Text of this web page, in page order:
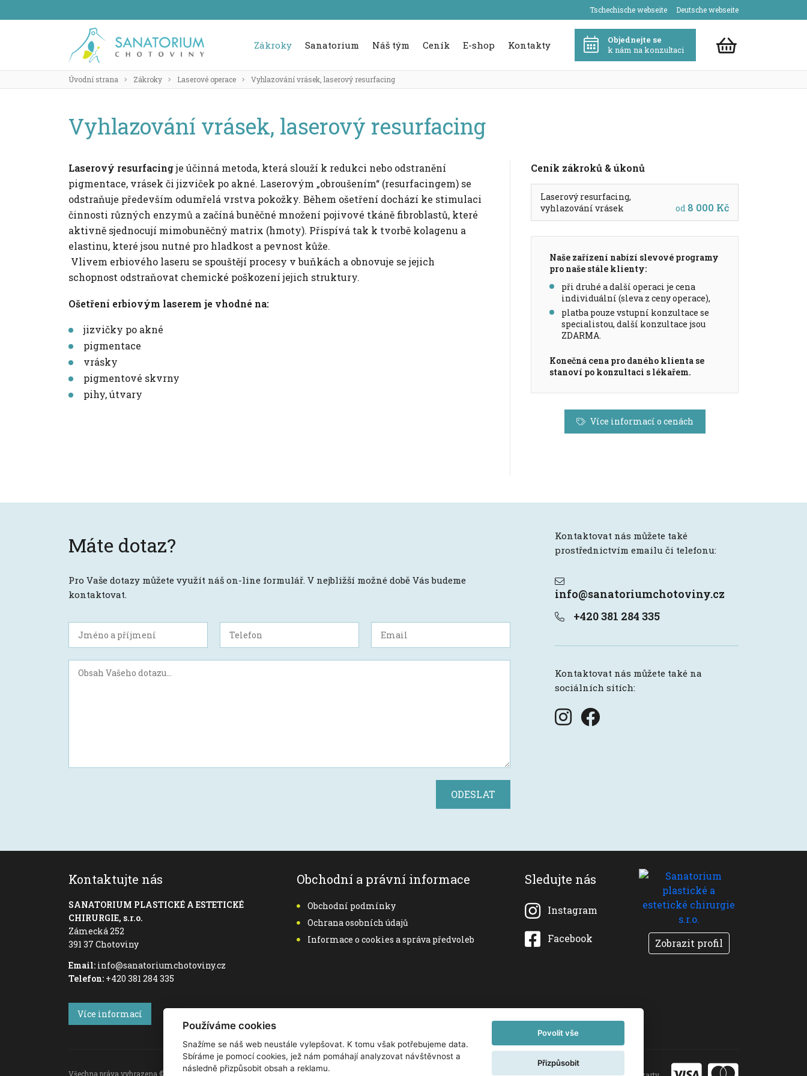
Tschechische webseite Deutsche webseite
Zákroky Sanatorium Náš tým Ceník E-shop Kontakty
Objednejte se
k nám na konzultaci
Úvodní strana Zákroky Laserové operace Vyhlazování vrásek, laserový resurfacing
Vyhlazování vrásek, laserový resurfacing
Laserový resurfacingje účinná metoda, která slouží k redukci nebo odstranění
pigmentace, vrásek či jizviček po akné. Laserovým „obroušením“ (resurfacingem) se
odstraňuje především odumřelá vrstva pokožky. Během ošetření dochází ke stimulaci
činnosti různých enzymů a začíná buněčné množení pojivové tkáně fibroblastů, které
aktivně sjednocují mimobuněčný matrix (hmoty). Přispívá tak k tvorbě kolagenu a
elastinu, které jsou nutné pro hladkost a pevnost kůže.
Vlivem erbiového laseru se spouštějí procesy v buňkách a obnovuje se jejich
schopnost odstraňovat chemické poškození jejich struktury.
Ošetření erbiovým laserem je vhodné na:
jizvičky po akné
pigmentace
vrásky
pigmentové skvrny
pihy, útvary
Ceník zákroků & úkonů
Laserový resurfacing,
vyhlazování vrásek
od 8 000 Kč
Naše zařízení nabízí slevové programy
pro naše stále klienty:
při druhé a další operaci je cena
individuální (sleva z ceny operace),
platba pouze vstupní konzultace se
specialistou, další konzultace jsou
ZDARMA.
Konečná cena pro daného klienta se
stanoví po konzultaci s lékařem.
Více informací o cenách
Máte dotaz?
Pro Vaše dotazy můžete využít náš on-line formulář. V nejbližší možné době Vás budeme
kontaktovat.
ODESLAT
Kontaktovat nás můžete také
prostřednictvím emailu či telefonu:
info@sanatoriumchotoviny.cz
+420 381 284 335
Kontaktovat nás můžete také na
sociálních sítích:
Kontaktujte nás
SANATORIUM PLASTICKÉ A ESTETICKÉ
CHIRURGIE, s.r.o.
Zámecká 252
391 37 Chotoviny
Email: info@sanatoriumchotoviny.cz
Telefon: +420 381 284 335
Více informací
Obchodní a právní informace
Obchodní podmínky
Ochrana osobních údajů
Informace o cookies a správa předvoleb
Sledujte nás
Instagram
Facebook Zobrazit profil
Všechna práva vyhrazena © 2022, Sanatorium plastické a estetické chirurgie, s.r.o.
Používáme cookies
Snažíme se náš web neustále vylepšovat. K tomu však potřebujeme data.
Sbíráme je pomocí cookies, jež nám pomáhají analyzovat návštěvnost a
následně přizpůsobit obsah a reklamu.
Povolit vše
Přizpůsobit